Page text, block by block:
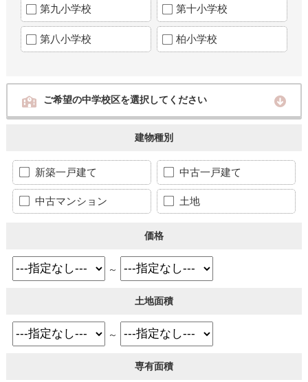
第九小学校 第十小学校
第八小学校 柏小学校
ご希望の中学校区を選択してください
建物種別
新築一戸建て 中古一戸建て
中古マンション 土地
価格
～
土地面積
～
専有面積